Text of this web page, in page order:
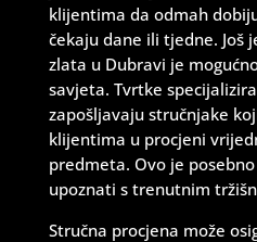
klijentima da odmah
čekaju dane ili tjedne. Još
zlata u Dubravi je
savjeta. Tvrtke
zapošljavaju stručnjake
klijentima u procjeni
predmeta. Ovo je
upoznati s trenutnim
Stručna procjena može